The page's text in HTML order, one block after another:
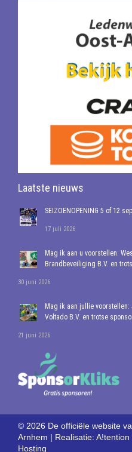
Laatste nieuws
SEIZOENOPENING 5 of 12
17 juli 2026
Mag ik aan u voorstellen:
Brandbeveiliging B.V. en
30 juni 2026
Mag ik aan jullie
Voltado B.V. en trotse
21 juni 2026
© 2026 De officiële website
Arnhem | Realisatie: A!tention
Hosting